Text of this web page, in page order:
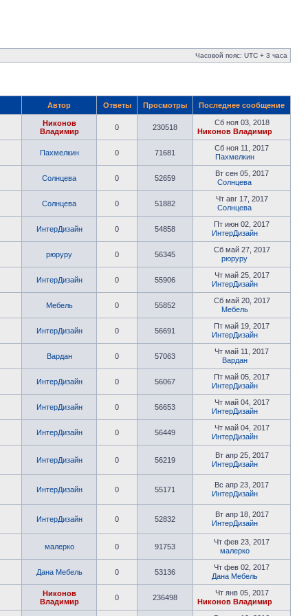
Часовой пояс: UTC + 3 часа
Автор Ответы Просмотры Последнее сообщение
Никонов
Владимир
0 230518
Сб ноя 03, 2018
Никонов Владимир
Пахмелкин 0 71681
Сб ноя 11, 2017
Пахмелкин
Солнцева 0 52659
Вт сен 05, 2017
Солнцева
Солнцева 0 51882
Чт авг 17, 2017
Солнцева
ИнтерДизайн 0 54858
Пт июн 02, 2017
ИнтерДизайн
рюруру 0 56345
Сб май 27, 2017
рюруру
ИнтерДизайн 0 55906
Чт май 25, 2017
ИнтерДизайн
Мебель 0 55852
Сб май 20, 2017
Мебель
ИнтерДизайн 0 56691
Пт май 19, 2017
ИнтерДизайн
Вардан 0 57063
Чт май 11, 2017
Вардан
ИнтерДизайн 0 56067
Пт май 05, 2017
ИнтерДизайн
ИнтерДизайн 0 56653
Чт май 04, 2017
ИнтерДизайн
ИнтерДизайн 0 56449
Чт май 04, 2017
ИнтерДизайн
ИнтерДизайн 0 56219
Вт апр 25, 2017
ИнтерДизайн
ИнтерДизайн 0 55171
Вс апр 23, 2017
ИнтерДизайн
ИнтерДизайн 0 52832
Вт апр 18, 2017
ИнтерДизайн
малерко 0 91753
Чт фев 23, 2017
малерко
Дана Мебель 0 53136
Чт фев 02, 2017
Дана Мебель
Никонов
Владимир
0 236498
Чт янв 05, 2017
Никонов Владимир